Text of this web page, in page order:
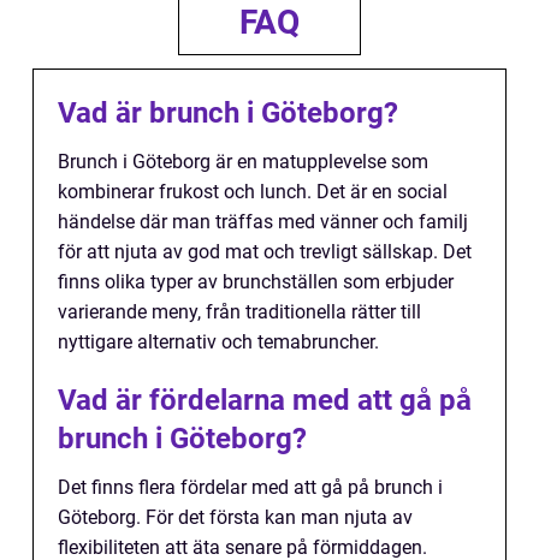
FAQ
Vad är brunch i Göteborg?
Brunch i Göteborg är en matupplevelse som
kombinerar frukost och lunch. Det är en social
händelse där man träffas med vänner och familj
för att njuta av god mat och trevligt sällskap. Det
finns olika typer av brunchställen som erbjuder
varierande meny, från traditionella rätter till
nyttigare alternativ och temabruncher.
Vad är fördelarna med att gå på
brunch i Göteborg?
Det finns flera fördelar med att gå på brunch i
Göteborg. För det första kan man njuta av
flexibiliteten att äta senare på förmiddagen.